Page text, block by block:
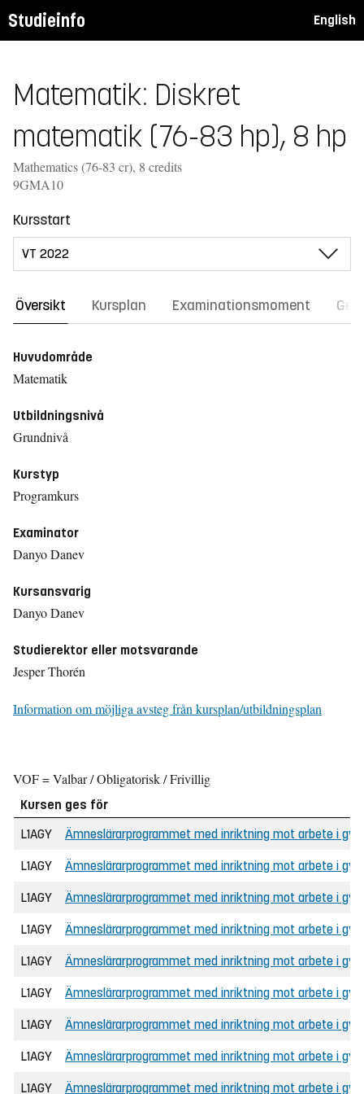
Studieinfo English
Matematik: Diskret
matematik (76-83 hp), 8 hp
Mathematics (76-83 cr), 8 credits
9GMA10
Kursstart
Översikt Kursplan Examinationsmoment
Huvudområde
Matematik
Utbildningsnivå
Grundnivå
Kurstyp
Programkurs
Examinator
Danyo Danev
Kursansvarig
Danyo Danev
Studierektor eller motsvarande
Jesper Thorén
Information om möjliga avsteg från kursplan/utbildningsplan
VOF = Valbar / Obligatorisk / Frivillig
Kursen ges för
L1AGY
Ämneslärarprogrammet med inriktning mot arbete i
L1AGY Ämneslärarprogrammet med inriktning mot arbete i
L1AGY Ämneslärarprogrammet med inriktning mot arbete i
L1AGY Ämneslärarprogrammet med inriktning mot arbete i
L1AGY Ämneslärarprogrammet med inriktning mot arbete i
L1AGY Ämneslärarprogrammet med inriktning mot arbete i
L1AGY Ämneslärarprogrammet med inriktning mot arbete i
L1AGY Ämneslärarprogrammet med inriktning mot arbete i
L1AGY Ämneslärarprogrammet med inriktning mot arbete i